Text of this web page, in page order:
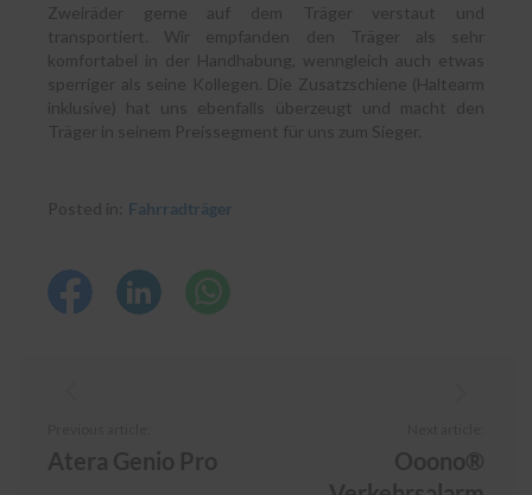
Zweiräder gerne auf dem Träger verstaut und
transportiert. Wir empfanden den Träger als sehr
komfortabel in der Handhabung, wenngleich auch etwas
sperriger als seine Kollegen. Die Zusatzschiene (Haltearm
inklusive) hat uns ebenfalls überzeugt und macht den
Träger in seinem Preissegment für uns zum Sieger.
Posted in: Fahrradträger